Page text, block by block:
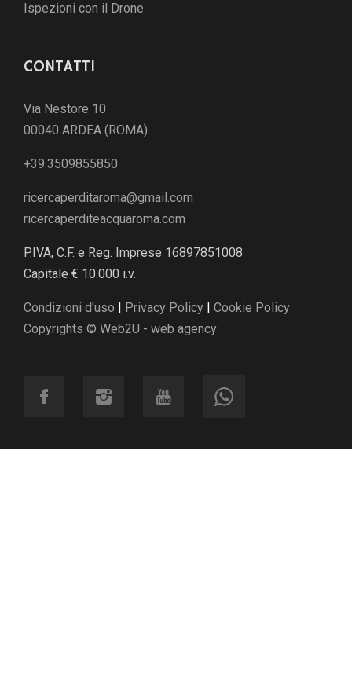
Ispezioni con il Drone
CONTATTI
Via Nestore 10
00040 ARDEA (ROMA)
+39.3509855850
ricercaperditaroma@gmail.com
ricercaperditeacquaroma.com
P.IVA, C.F. e Reg. Imprese 16897851008
Capitale € 10.000 i.v.
Condizioni d'uso Privacy Policy
Cookie Policy
Copyrights © Web2U - web agency